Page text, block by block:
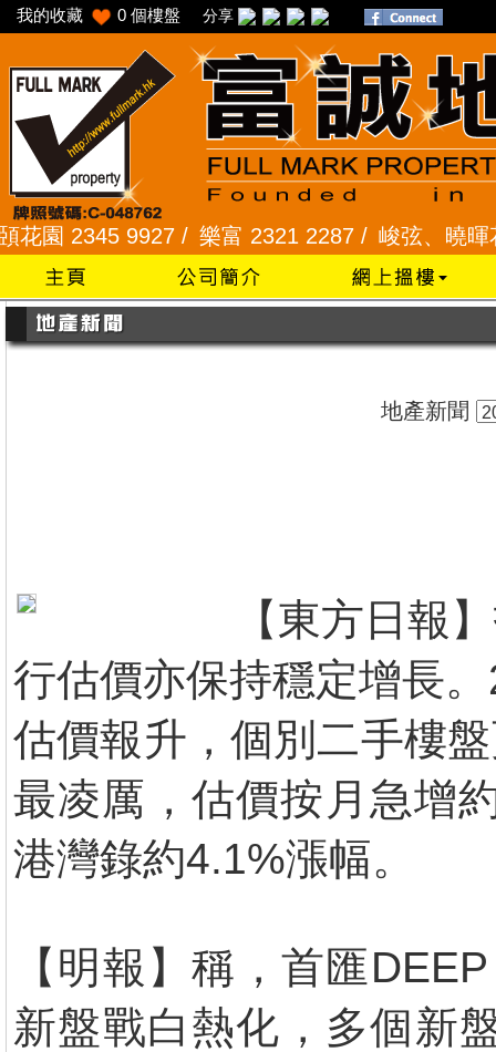
我的收藏 0 個樓盤 分享
2345 9927 /樂富 2321 2287 /峻弦、曉暉花
地產新聞
【東方日報
行估價亦保持穩定增長
估價報升，個別二手樓
最凌厲，估價按月急增
港灣錄約4.1%漲幅。
【明報】稱，首匯
新盤戰白熱化，多個新